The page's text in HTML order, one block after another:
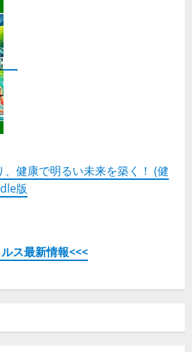
健康で明るい未来を築く！ (健
版
ス最新情報<<<